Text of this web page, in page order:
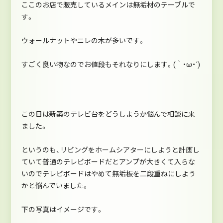
ここのお店で販売しているメインは無垢材のテーブルで
す。
ウォールナットやニレの木が多いです。
すごく良い物なのでお値段もそれなりにします。(｀・ω・´)
この日は新築のテレビ台をどうしようか悩んで相談に来
ました。
というのも、リビングをホームシアターにしようと計画し
ていて普通のテレビボードだとアンプが大きくて入らな
いのでテレビボードはやめて無垢板を二段重ねにしよう
かと悩んでいました。
下の写真はイメージです。